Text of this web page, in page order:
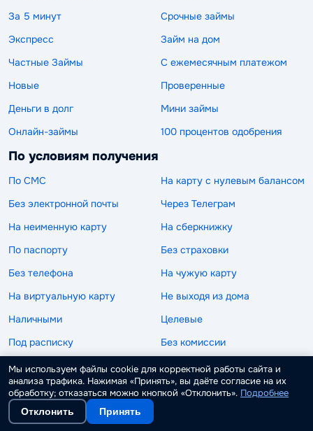
За 5 минут
Срочные займы
Экспресс
Займ на дом
Частные Займы
С ежемесячным платежом
Новые
Проверенные
Деньги в долг
Мини займы
Онлайн-займы
100 процентов одобрения
По условиям получения
По СМС
На карту с нулевым балансом
Без электронной почты
Через Телеграм
На неименную карту
На сберкнижку
По паспорту
Без страховки
Без телефона
На чужую карту
На виртуальную карту
Не выходя из дома
Наличными
Целевые
Под расписку
Без комиссии
Без залога
Без предоплат
Займы без списания
Без СНИЛС
По паспорту на карту
Мы используем файлы cookie для корректной работы сайта и
анализа трафика. Нажимая «Принять», вы даёте согласие на их
обработку; отказаться можно кнопкой «Отклонить». Подробнее
Отклонить Принять